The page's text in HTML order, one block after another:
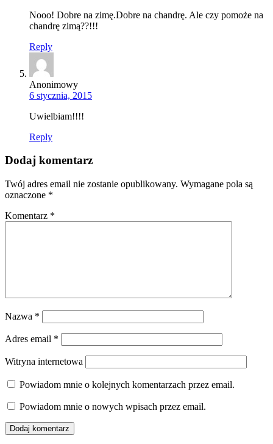
Nooo! Dobre na zimę.Dobre na chandrę. Ale czy pomoże na
chandrę zimą??!!!
Reply
Anonimowy
6 stycznia, 2015
Uwielbiam!!!!
Reply
Dodaj komentarz
Twój adres email nie zostanie opublikowany. Wymagane pola są
oznaczone *
Komentarz *
Nazwa *
Adres email *
Witryna internetowa
Powiadom mnie o kolejnych komentarzach przez email.
Powiadom mnie o nowych wpisach przez email.